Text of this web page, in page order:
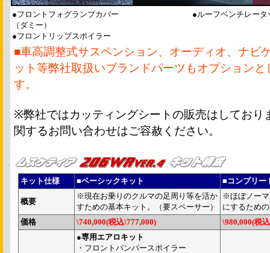
●フロントフォグランプカバー
（ダミー）
●フロントリップスポイラー
●ルーフベンチレータ
■車高調整式サスペンション、オーディオ、ナビ
ット等弊社取扱いブランドパーツもオプション
す。
※弊社ではカッティングシートの販売はしており
関するお問い合わせはご容赦ください。
キット仕様 ■ベーシックキット ■ コンプリー
概要
※現在お乗りのクルマの足周り等を活か
すための基本キット。（要スペーサー）
※ほぼノー
にするため
価格
\740,000(税込\777,000) \980,000(税
●専用エアロキット
・フロントバンパースポイラー